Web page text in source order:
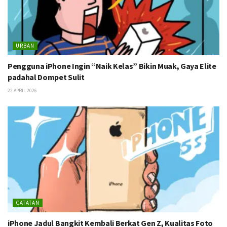
URBAN
Pengguna iPhone Ingin “Naik Kelas” Bikin Muak, Gaya Elite
padahal Dompet Sulit
22 APRIL 2026
CATATAN
iPhone Jadul Bangkit Kembali Berkat Gen Z, Kualitas Foto